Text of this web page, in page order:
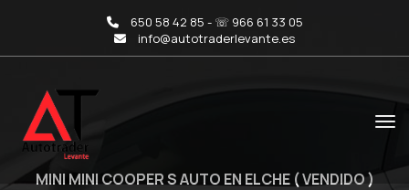
650 58 42 85 - ☏ 966 61 33 05
info@autotraderlevante.es
MINI MINI COOPER S AUTO EN ELCHE ( VENDIDO )